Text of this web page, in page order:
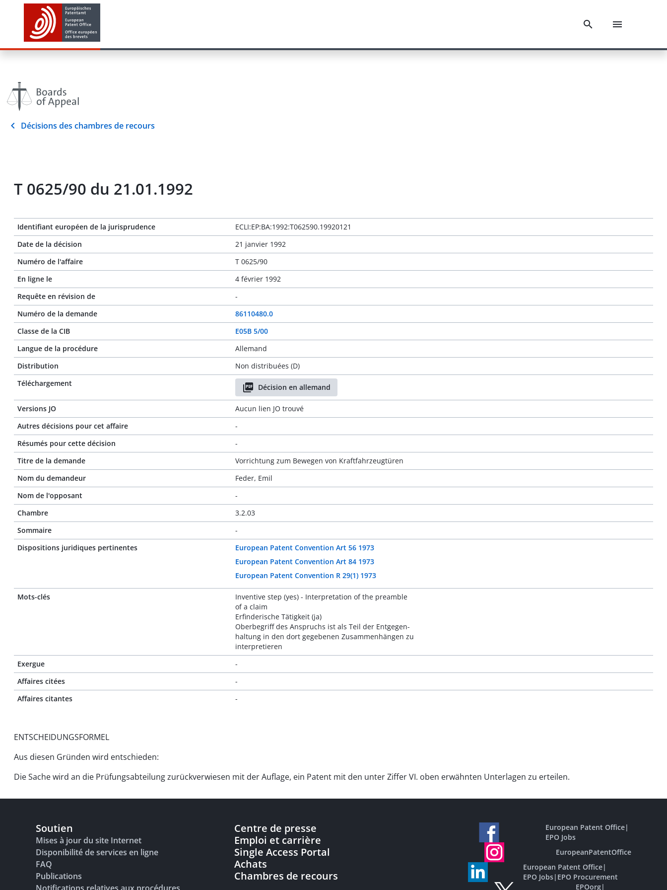
Décisions des chambres de recours
T 0625/90 du 21.01.1992
Identifiant européen de la jurisprudence
ECLI:EP:BA:1992:T062590.19920121
Date de la décision
21 janvier 1992
Numéro de l'affaire
T 0625/90
En ligne le
4 février 1992
Requête en révision de
-
Numéro de la demande
86110480.0
Classe de la CIB
E05B 5/00
Langue de la procédure
Allemand
Distribution
Non distribuées (D)
Téléchargement
Décision en allemand
Versions JO
Aucun lien JO trouvé
Autres décisions pour cet affaire
-
Résumés pour cette décision
-
Titre de la demande
Vorrichtung zum Bewegen von Kraftfahrzeugtüren
Nom du demandeur
Feder, Emil
Nom de l'opposant
-
Chambre
3.2.03
Sommaire
-
Dispositions juridiques pertinentes
European Patent Convention Art 56 1973
European Patent Convention Art 84 1973
European Patent Convention R 29(1) 1973
Mots-clés
Inventive step (yes) - Interpretation of the preamble
of a claim
Erfinderische Tätigkeit (ja)
Oberbegriff des Anspruchs ist als Teil der Entgegen-
haltung in den dort gegebenen Zusammenhängen zu
interpretieren
Exergue
-
Affaires citées
-
Affaires citantes
-
ENTSCHEIDUNGSFORMEL
Aus diesen Gründen wird entschieden:
Die Sache wird an die Prüfungsabteilung zurückverwiesen mit der Auflage, ein Patent mit den unter Ziffer VI. oben erwähnten Unterlagen zu erteilen.
Soutien
Mises à jour du site Internet
Disponibilité de services en ligne
FAQ
Publications
Centre de presse
Emploi et carrière
Single Access Portal
Achats
Chambres de recours
European Patent Office|
EPO Jobs
EuropeanPatentOffice
European Patent Office|
EPO Jobs| EPO Procurement
EPOorg|